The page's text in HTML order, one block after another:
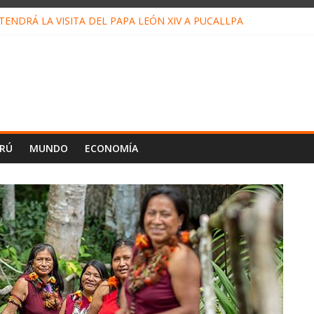
LA VISITA DEL PAPA LEÓN XIV A PUCALLPA
MUNDO ECONOMÍA